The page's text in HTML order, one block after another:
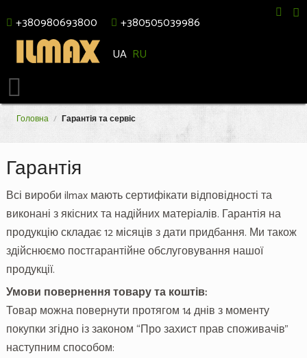
+380980693800
+380505039986
UA RU
Головна / Гарантія та сервіс
Гарантія
Всі вироби ilmax мають сертифікати відповідності та
виконані з якісних та надійних матеріалів. Гарантія на
продукцію складає 12 місяців з дати придбання. Ми також
здійснюємо постгарантійне обслуговування нашої
продукції.
Умови повернення товару та коштів:
Товар можна повернути протягом 14 днів з моменту
покупки згідно із законом “Про захист прав споживачів”
наступним способом: